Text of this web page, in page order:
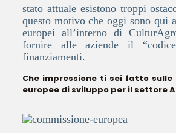
stato attuale esistono troppi
questo motivo che oggi sono qui
europei all’interno di
fornire alle aziende il “codice
finanziamenti.
Che impressione ti sei fatto
europee di sviluppo per il settore